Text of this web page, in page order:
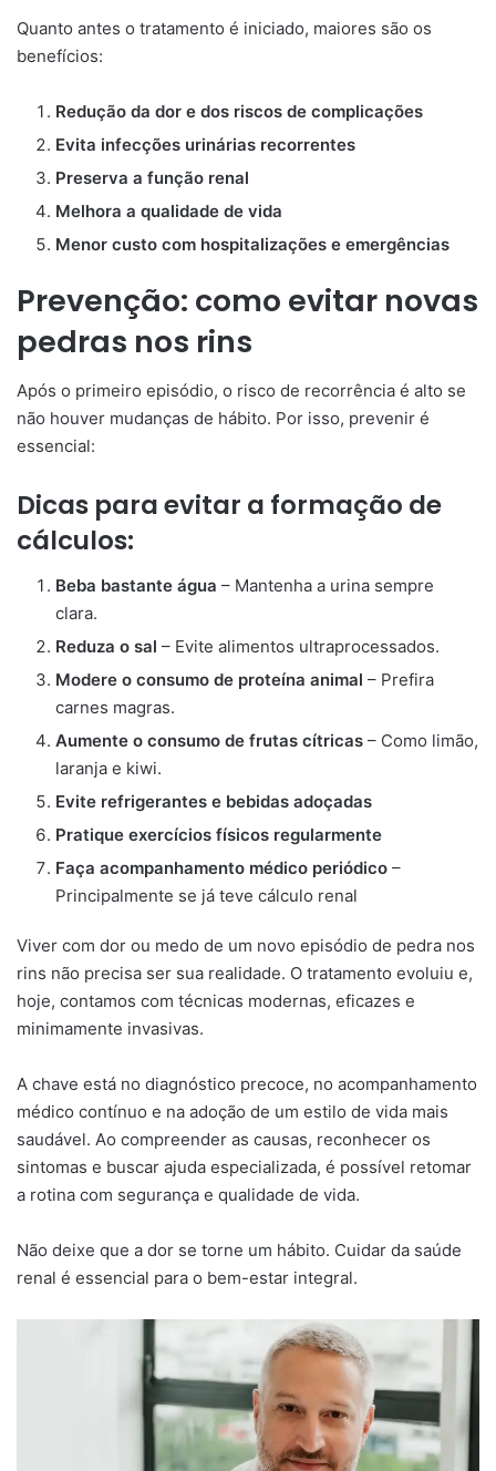
Quanto antes o tratamento é iniciado, maiores são os
benefícios:
Redução da dor e dos riscos de complicações
Evita infecções urinárias recorrentes
Preserva a função renal
Melhora a qualidade de vida
Menor custo com hospitalizações e emergências
Prevenção: como evitar novas
pedras nos rins
Após o primeiro episódio, o risco de recorrência é alto se
não houver mudanças de hábito. Por isso, prevenir é
essencial:
Dicas para evitar a formação de
cálculos:
Beba bastante água – Mantenha a urina sempre
clara.
Reduza o sal – Evite alimentos ultraprocessados.
Modere o consumo de proteína animal – Prefira
carnes magras.
Aumente o consumo de frutas cítricas – Como limão,
laranja e kiwi.
Evite refrigerantes e bebidas adoçadas
Pratique exercícios físicos regularmente
Faça acompanhamento médico periódico –
Principalmente se já teve cálculo renal
Viver com dor ou medo de um novo episódio de pedra nos
rins não precisa ser sua realidade. O tratamento evoluiu e,
hoje, contamos com técnicas modernas, eficazes e
minimamente invasivas.
A chave está no diagnóstico precoce, no acompanhamento
médico contínuo e na adoção de um estilo de vida mais
saudável. Ao compreender as causas, reconhecer os
sintomas e buscar ajuda especializada, é possível retomar
a rotina com segurança e qualidade de vida.
Não deixe que a dor se torne um hábito. Cuidar da saúde
renal é essencial para o bem-estar integral.